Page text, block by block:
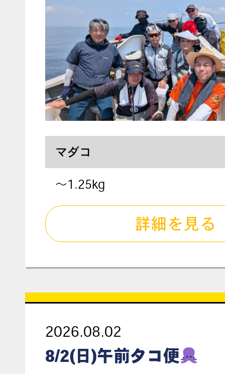
マダコ
〜1.25kg
詳細を見る
2026.08.02
8/2(日)午前タコ便